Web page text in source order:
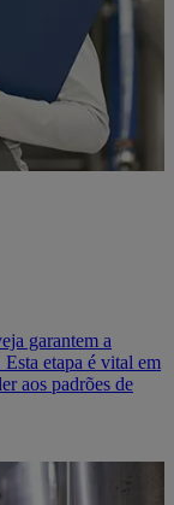
garantem a
etapa é vital em
aos padrões de